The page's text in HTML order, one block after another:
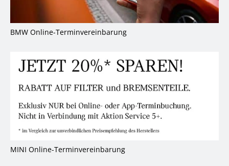
BMW Online-Terminvereinbarung